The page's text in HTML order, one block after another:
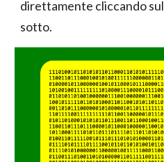
direttamente cliccando sul
sotto.